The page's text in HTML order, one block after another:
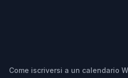
Come iscriversi a un calendario